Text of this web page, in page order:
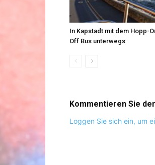
In Kapstadt mit dem Hopp-
Off Bus unterwegs
Kommentieren Sie
Loggen Sie sich ein, um